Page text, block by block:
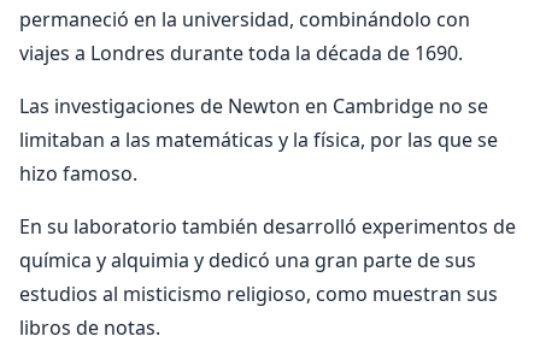
permaneció en la universidad, combinándolo con
viajes a Londres durante toda la década de 1690.
Las investigaciones de Newton en Cambridge no se
limitaban a las matemáticas y la física, por las que se
hizo famoso.
En su laboratorio también desarrolló experimentos de
química y alquimia y dedicó una gran parte de sus
estudios al misticismo religioso, como muestran sus
libros de notas.